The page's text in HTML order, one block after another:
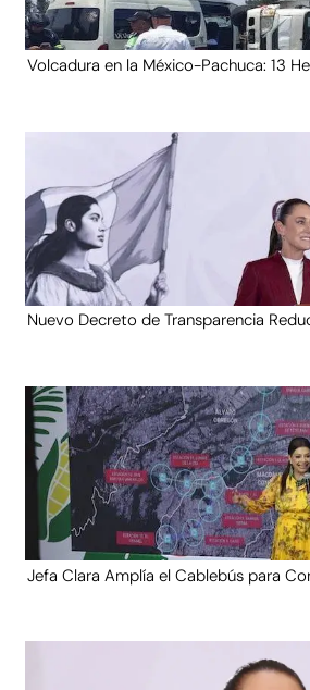
Volcadura en la México-Pachuca: 13
Nuevo Decreto de Transparencia
Jefa Clara Amplía el Cablebús para